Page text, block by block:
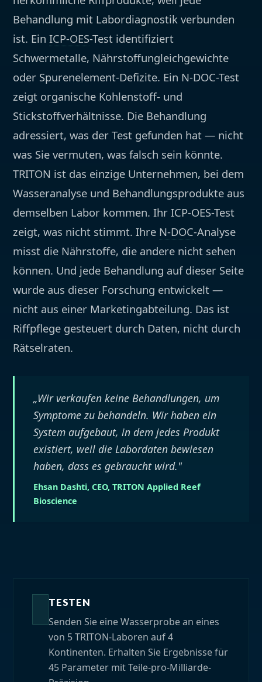
Behandlung mit Labordiagnostik verbunden
ist. EinICP-OES-Test identifiziert
Schwermetalle, Nährstoffungleichgewichte
oder Spurenelement-Defizite. Ein N-DOC-Test
zeigt organische Kohlenstoff- und
Stickstoffverhältnisse. Die Behandlung
adressiert, was der Test gefunden hat — nicht
was Sie vermuten, was falsch sein könnte.
TRITON ist das einzige Unternehmen, bei dem
Wasseranalyse und Behandlungsprodukte aus
demselben Labor kommen. Ihr ICP-OES-Test
zeigt, was nicht stimmt. Ihre N-DOC-Analyse
misst die Nährstoffe, die andere nicht sehen
können. Und jede Behandlung auf dieser Seite
wurde aus dieser Forschung entwickelt —
nicht aus einer Marketingabteilung. Das ist
Riffpflege gesteuert durch Daten, nicht durch
Rätselraten.
„Wir verkaufen keine Behandlungen, um
Symptome zu behandeln. Wir haben ein
System aufgebaut, in dem jedes Produkt
existiert, weil die Labordaten bewiesen
haben, dass es gebraucht wird."
Ehsan Dashti, CEO, TRITON Applied Reef
Bioscience
TESTEN
Senden Sie eine Wasserprobe an eines
von 5 TRITON-Laboren auf 4
Kontinenten. Erhalten Sie Ergebnisse für
45 Parameter mit Teile-pro-Milliarde-